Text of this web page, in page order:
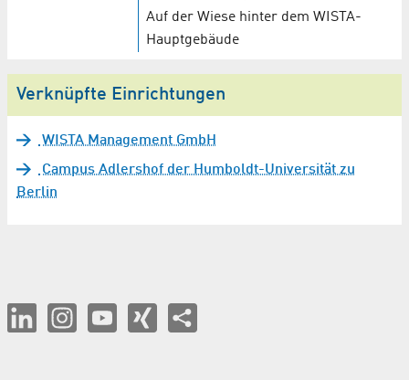
Auf der Wiese hinter dem WISTA-
Hauptgebäude
Verknüpfte Einrichtungen
WISTA Management GmbH
Campus Adlershof der Humboldt-Universität zu
Berlin